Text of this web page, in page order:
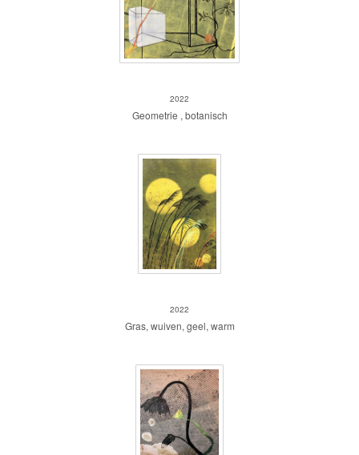
2022
Geometrie , botanisch
2022
Gras, wuiven, geel, warm